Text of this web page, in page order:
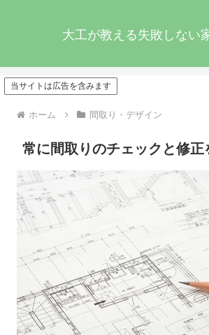
大工が教える失敗しない
当サイトは広告を含みます
ホーム 間取り・デザイン
常に間取りのチェックと修正